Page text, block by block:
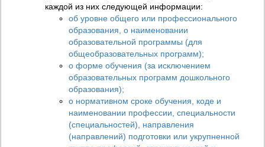
каждой из них следующей информации:
об уровне общего или профессионального
образования, о наименовании
образовательной программы (для
общеобразовательных программ);
о форме обучения (за исключением
образовательных программ дошкольного
образования);
о нормативном сроке обучения, коде и
наименовании профессии, специальности
(специальностей), направления
(направлений) подготовки или укрупненной